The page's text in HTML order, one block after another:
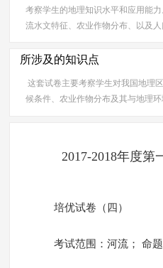
考察学生的地理知识水平和应用能
流水文特征、农业作物分布、以及人
所涉及的知识点
这套试卷主要考察学生对我国地理
候条件、农业作物分布及其与地理环
2017-2018年度第
培优试卷（四）
考试范围：河流； 命